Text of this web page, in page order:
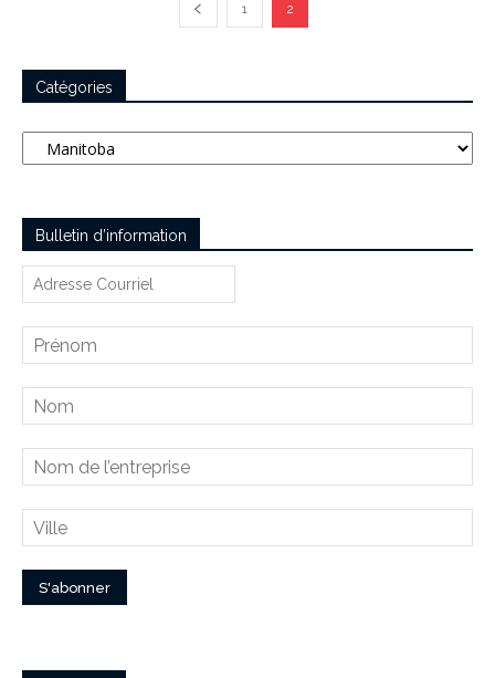
1 2
Catégories
Catégories
Bulletin d’information